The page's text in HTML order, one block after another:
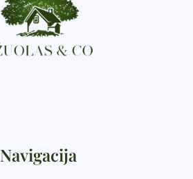
Navigacija